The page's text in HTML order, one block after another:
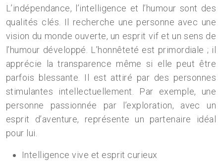
L’indépendance, l’intelligence et l’humour sont des
qualités clés. Il recherche une personne avec une
vision du monde ouverte, un esprit vif et un sens de
l’humour développé. L’honnêteté est primordiale ; il
apprécie la transparence même si elle peut être
parfois blessante. Il est attiré par des personnes
stimulantes intellectuellement. Par exemple, une
personne passionnée par l’exploration, avec un
esprit d’aventure, représente un partenaire idéal
pour lui.
Intelligence vive et esprit curieux